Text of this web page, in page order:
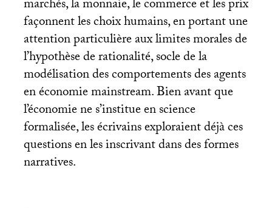
marchés, la monnaie, le commerce et les prix
façonnent les choix humains, en portant une
attention particulière aux limites morales de
l’hypothèse de rationalité, socle de la
modélisation des comportements des agents
en économie mainstream. Bien avant que
l’économie ne s’institue en science
formalisée, les écrivains exploraient déjà ces
questions en les inscrivant dans des formes
narratives.